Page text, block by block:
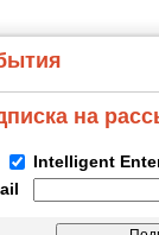
на
Intelligent